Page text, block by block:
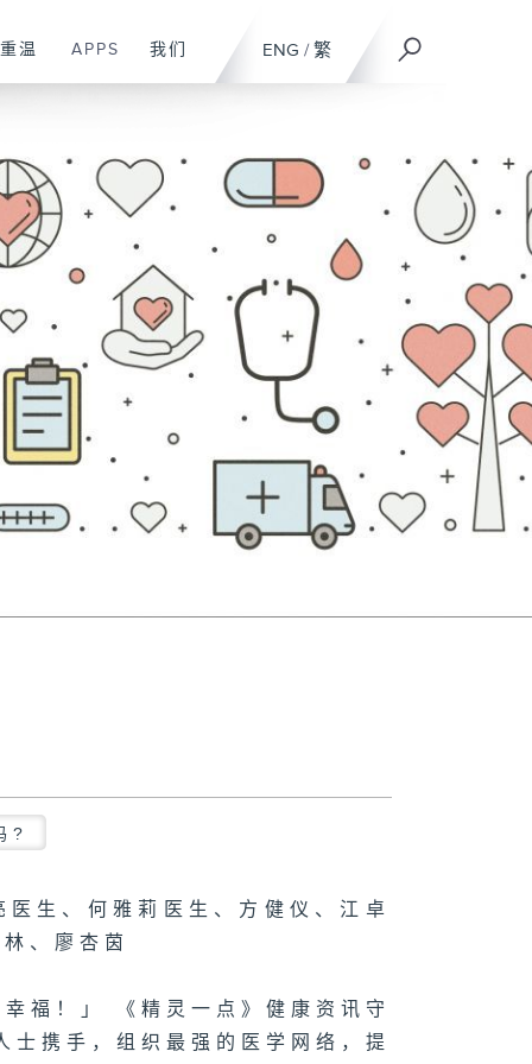
ENG / 繁
重温 APPS 我们
?
生、何雅莉医生、方健仪、江卓
、廖杏茵
福！」 《精灵一点》健康资讯守
携手，组织最强的医学网络，提